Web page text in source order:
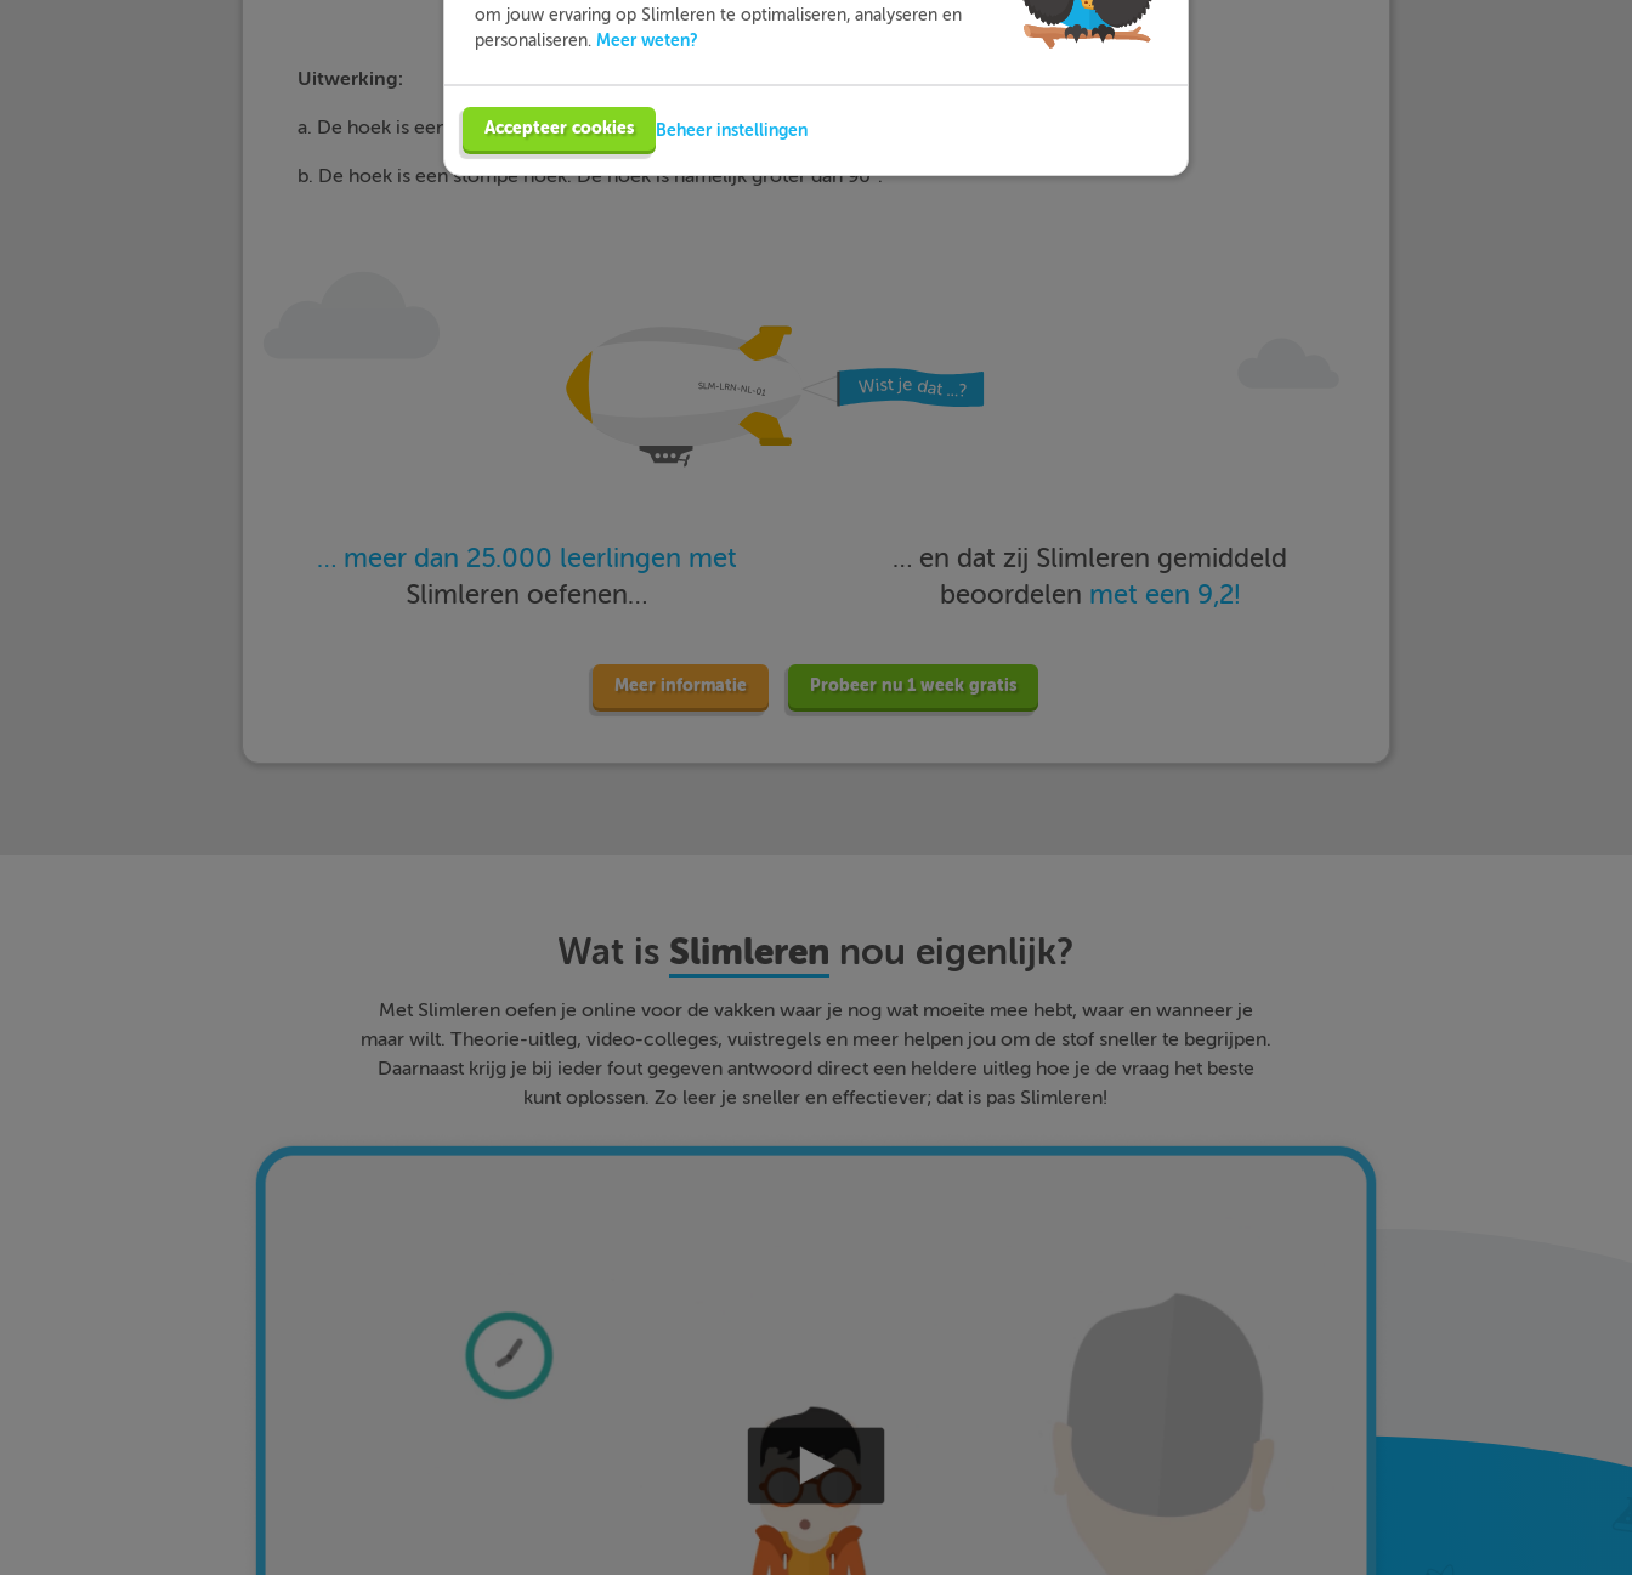
Uitwerking:
a. De hoek is een scherpe hoek. De hoek is namelijk kleiner dan 90°.
b. De hoek is een stompe hoek. De hoek is namelijk groter dan 90°.
… meer dan 25.000 leerlingen met
Slimleren oefenen…
… en dat zij Slimleren gemiddeld
beoordelen met een 9,2!
Meer informatie Probeer nu 1 week gratis
Wat is Slimleren nou eigenlijk?
Met Slimleren oefen je online voor de vakken waar je nog wat moeite mee hebt, waar en wanneer je
maar wilt. Theorie-uitleg, video-colleges, vuistregels en meer helpen jou om de stof sneller te begrijpen.
Daarnaast krijg je bij ieder fout gegeven antwoord direct een heldere uitleg hoe je de vraag het beste
kunt oplossen. Zo leer je sneller en effectiever; dat is pas Slimleren!
om jouw ervaring op Slimleren te optimaliseren, analyseren en
personaliseren. Meer weten?
Accepteer cookies Beheer instellingen